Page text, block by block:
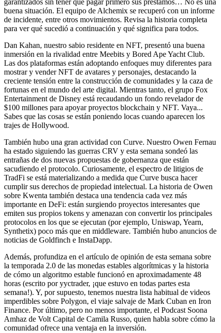
garantizados sin tener que pagar primero sus préstamos… No es una
buena situación. El equipo de Alchemix se recuperó con un informe
de incidente, entre otros movimientos. Revisa la historia completa
para ver qué sucedió a continuación y qué significa para todos.
Dan Kahan, nuestro sabio residente en NFT, presentó una buena
inmersión en la rivalidad entre Meebits y Bored Ape Yacht Club.
Las dos plataformas están adoptando enfoques muy diferentes para
mostrar y vender NFT de avatares y personajes, destacando la
creciente tensión entre la construcción de comunidades y la caza de
fortunas en el mundo del arte digital. Mientras tanto, el grupo Fox
Entertainment de Disney está recaudando un fondo revelador de
$100 millones para apoyar proyectos blockchain y NFT. Vaya...
Sabes que las cosas se están poniendo locas cuando aparecen los
trajes de Hollywood.
También hubo una gran actividad con Curve. Nuestro Owen Fernau
ha estado siguiendo las guerras CRV y esta semana sondeó las
entrañas de dos nuevas propuestas de gobernanza que están
sacudiendo el protocolo. Curiosamente, el espectro de litigios de
TradFi se está materializando a medida que Curve busca hacer
cumplir sus derechos de propiedad intelectual. La historia de Owen
sobre Kwenta también destaca una tendencia cada vez más
importante en DeFi: están surgiendo proyectos interesantes que
emiten sus propios tokens y amenazan con convertir los principales
protocolos en los que se ejecutan (por ejemplo, Uniswap, Yearn,
Synthetix) poco más que en middleware. También hubo anuncios de
noticias de Goldfinch e InstaDapp.
Además, profundiza en el artículo de opinión de esta semana sobre
la temporada 2.0 de las monedas estables algorítmicas y la historia
de cómo un algoritmo estable funcionó en aproximadamente 48
horas (escrito por yyctrader, ¡que estuvo en todas partes esta
semana!). Y, por supuesto, tenemos nuestra lista habitual de videos
imperdibles sobre Polygon, el viaje salvaje de Mark Cuban en Iron
Finance. Por último, pero no menos importante, el Podcast Soona
Amhaz de Volt Capital de Camila Russo, quien habla sobre cómo la
comunidad ofrece una ventaja en la inversión.